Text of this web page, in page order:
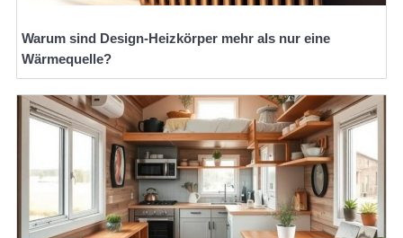
Warum sind Design-Heizkörper mehr als nur eine
Wärmequelle?